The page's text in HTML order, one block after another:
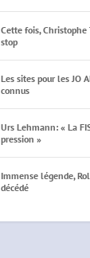
Cette fois,
stop
Les sites pour les JO
connus
Urs Lehmann: « La
pression »
Immense légende,
décédé